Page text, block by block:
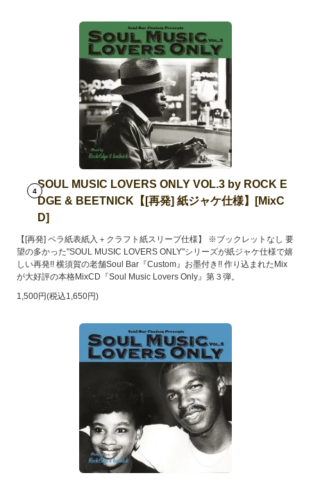
4
SOUL MUSIC LOVERS ONLY VOL.3 by ROCK E
DGE & BEETNICK【[再発] 紙ジャケ仕様】[MixC
D]
【[再発] ペラ紙表紙入＋クラフト紙スリーブ仕様】 ※ブックレットなし 要
望の多かった"SOUL MUSIC LOVERS ONLY"シリーズが紙ジャケ仕様で嬉
しい再発!! 横須賀の老舗Soul Bar『Custom』お墨付き!! 作り込まれたMix
が大好評の本格MixCD『Soul Music Lovers Only』第３弾。
1,500円(税込1,650円)